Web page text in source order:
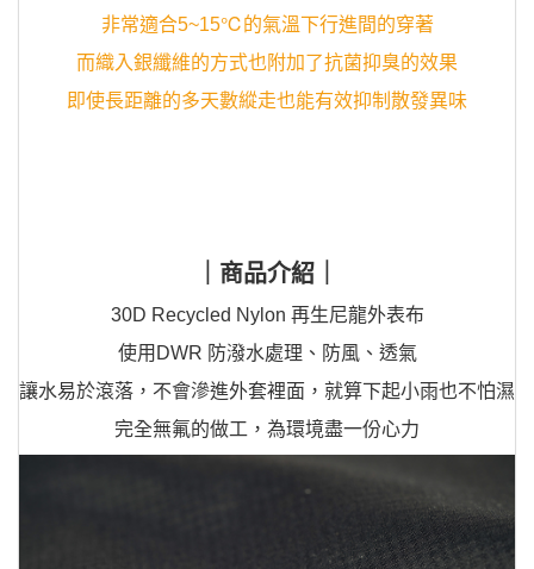
非常適合5~15℃的氣溫下行進間的穿著
而織入銀纖維的方式也附加了抗菌抑臭的效果
即使長距離的多天數縱走也能有效抑制散發異味
｜商品介紹｜
30D Recycled Nylon 再生尼龍外表布
使用 DWR 防潑水處理、防風、透氣
讓水易於滾落，不會滲進外套裡面，就算下起小雨也不怕濕
完全無氟的做工，為環境盡一份心力